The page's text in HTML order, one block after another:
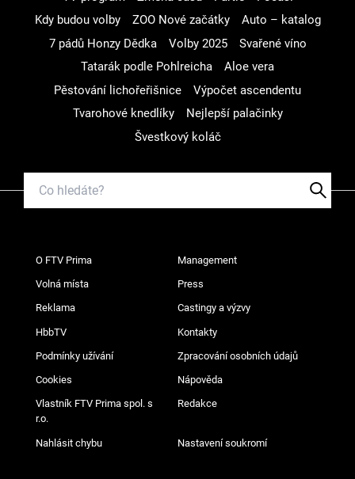
Kdy budou volby
ZOO Nové začátky
Auto – katalog
7 pádů Honzy Dědka
Volby 2025
Svařené víno
Tatarák podle Pohlreicha
Aloe vera
Pěstování lichořeřišnice
Výpočet ascendentu
Tvarohové knedlíky
Nejlepší palačinky
Švestkový koláč
O FTV Prima Management
Volná místa Press
Reklama Castingy a výzvy
HbbTV Kontakty
Podmínky užívání Zpracování osobních údajů
Cookies Nápověda
Vlastník FTV Prima spol. s
r.o.
Redakce
Nahlásit chybu Nastavení soukromí